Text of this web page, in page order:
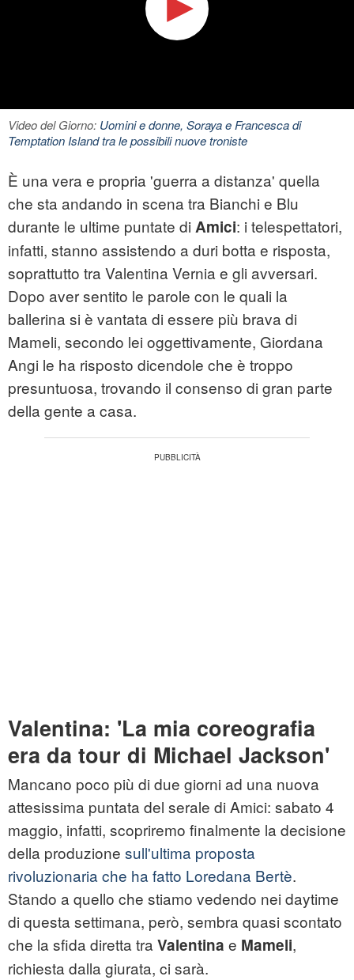
Video del Giorno: Uomini e donne, Soraya e Francesca di
Temptation Island tra le possibili nuove troniste
È una vera e propria 'guerra a distanza' quella
che sta andando in scena tra Bianchi e Blu
durante le ultime puntate di Amici: i telespettatori,
infatti, stanno assistendo a duri botta e risposta,
soprattutto tra Valentina Vernia e gli avversari.
Dopo aver sentito le parole con le quali la
ballerina si è vantata di essere più brava di
Mameli, secondo lei oggettivamente, Giordana
Angi le ha risposto dicendole che è troppo
presuntuosa, trovando il consenso di gran parte
della gente a casa.
Valentina: 'La mia coreografia
era da tour di Michael Jackson'
Mancano poco più di due giorni ad una nuova
attesissima puntata del serale di Amici: sabato 4
maggio, infatti, scopriremo finalmente la decisione
della produzione sull'ultima proposta
rivoluzionaria che ha fatto Loredana Bertè.
Stando a quello che stiamo vedendo nei daytime
di questa settimana, però, sembra quasi scontato
che la sfida diretta tra Valentina e Mameli,
richiesta dalla giurata, ci sarà.